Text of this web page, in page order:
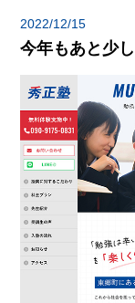
2022/12/15
今年もあと少し